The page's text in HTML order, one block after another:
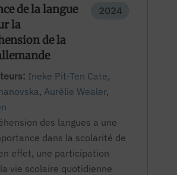
de la langue
la
de la
2024
Ineke Pit-Ten Cate,
, Aurélie Wealer,
des langues a une
dans la scolarité de
effet, une participation
vie scolaire quotidienne